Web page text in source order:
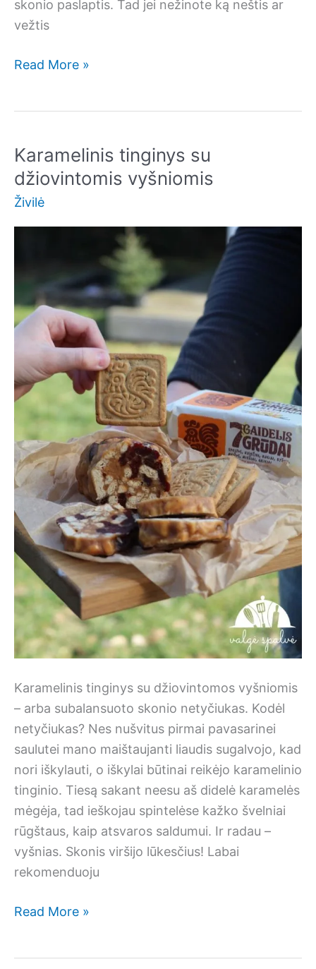
skonio paslaptis. Tad jei nežinote ką neštis ar
vežtis
Zuikio
Read More »
Karamelinis tinginys su
džiovintomis vyšniomis
Živilė
Karamelinis tinginys su džiovintomos vyšniomis
– arba subalansuoto skonio netyčiukas. Kodėl
netyčiukas? Nes nušvitus pirmai pavasarinei
saulutei mano maištaujanti liaudis sugalvojo, kad
nori iškylauti, o iškylai būtinai reikėjo karamelinio
tinginio. Tiesą sakant neesu aš didelė karamelės
mėgėja, tad ieškojau spintelėse kažko švelniai
rūgštaus, kaip atsvaros saldumui. Ir radau –
vyšnias. Skonis viršijo lūkesčius! Labai
rekomenduoju
Karamelinis
Read More »